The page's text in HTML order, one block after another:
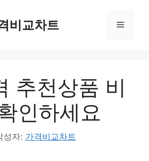
비교차트 메
추천상품 비
인하세요
성자: 가격비교차트